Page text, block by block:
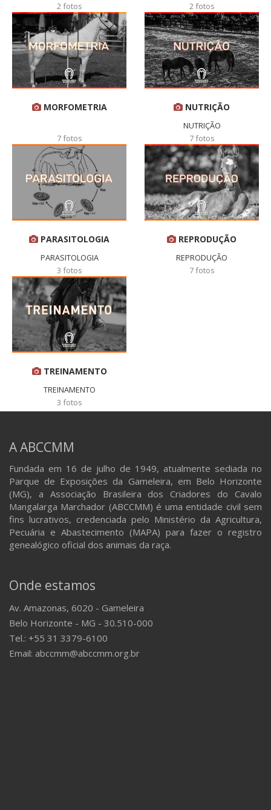
2 fotos
2 fotos
MORFOMETRIA
7 fotos
NUTRIÇÃO
NUTRIÇÃO
7 fotos
PARASITOLOGIA
PARASITOLOGIA
3 fotos
REPRODUÇÃO
REPRODUÇÃO
7 fotos
TREINAMENTO
TREINAMENTO
3 fotos
A ABCCMM
Fundada em 16 de julho de 1949, atualmente sediada no
Parque de Exposições da Gameleira, em Belo Horizonte
(MG), a Associação Brasileira dos Criadores do Cavalo
Mangalarga Marchador (ABCCMM) é uma entidade civil sem
fins lucrativos, credenciada pelo Ministério da Agricultura,
Pecuária e Abastecimento (MAPA) para fazer o registro
genealógico oficial dos animais da raça.
Onde estamos
Av. Amazonas, 6020 - Gameleira
Belo Horizonte - MG - 30.510-000
Tel.: +55 31 3379-6100
Email: abccmm@abccmm.org.br